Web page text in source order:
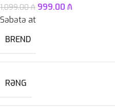
1,099.00₼ 999.00 ₼
Səbətə at
BREND
RƏNG